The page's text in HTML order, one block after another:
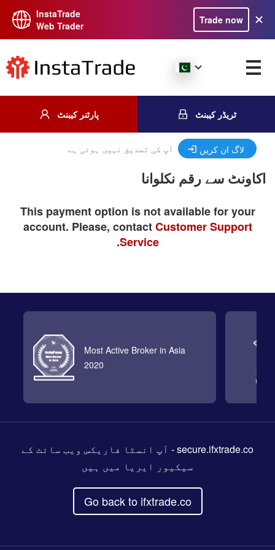
InstaTrade
Web Trader
Trade now
پارٹنر کیبنٹ ٹریڈر کیبنٹ
آپ کی تصدیق نہیں ہوئی ہے لاگ ان کریں
اکاونٹ سے رقم نکلوانا
This payment option is not available for your
account. Please, contactCustomer Support
Service
.
Most Active Broker in Asia
2020
secure.ifxtrade.co- آپ انسٹا فاریکس ویب سائٹ کے
سیکیور ایریا میں ہیں
Go back to ifxtrade.co